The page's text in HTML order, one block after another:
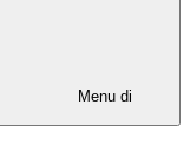
Menu di